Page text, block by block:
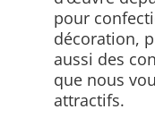
pour
décoration,
aussi des
que nous
attractifs.